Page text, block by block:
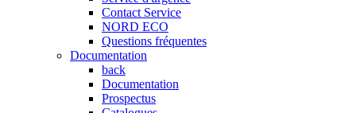
Contact Service
NORD ECO
Questions fréquentes
Documentation
back
Documentation
Prospectus